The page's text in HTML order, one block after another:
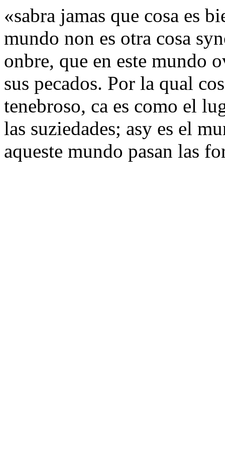
«sabra jamas que cosa es
mundo non es otra cosa
onbre, que en este mundo
sus pecados. Por la qual
tenebroso, ca es como el
las suziedades; asy es el
aqueste mundo pasan las